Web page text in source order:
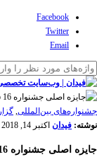
Facebook
Twitter
Email
‌‌جشنواره‌های بین‌المللی,
نوشته: فیدان اکتبر 14, 2018
جایزه اصلی جشنواره Brno 16 جمهور چک به «حیوان» رسید